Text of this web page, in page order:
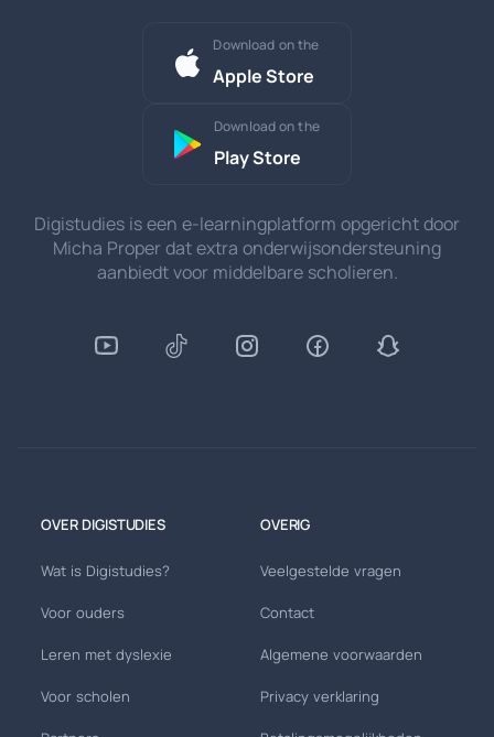
Download on the
Apple Store
Download on the
Play Store
Digistudies is een e-learningplatform opgericht door
Micha Proper dat extra onderwijsondersteuning
aanbiedt voor middelbare scholieren.
OVER DIGISTUDIES
Wat is Digistudies?
Voor ouders
Leren met dyslexie
Voor scholen
OVERIG
Veelgestelde vragen
Contact
Algemene voorwaarden
Privacy verklaring